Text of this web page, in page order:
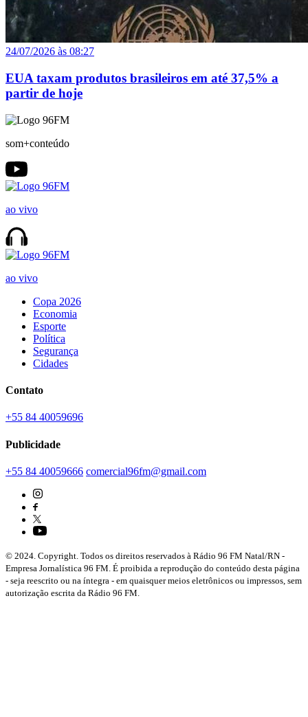
24/07/2026 às 08:27
EUA taxam produtos brasileiros em até 37,5% a
partir de hoje
som+conteúdo
ao vivo
ao vivo
Copa 2026
Economia
Esporte
Política
Segurança
Cidades
Contato
+55 84 40059696
Publicidade
+55 84 40059666 comercial96fm@gmail.com
© 2024. Copyright. Todos os direitos reservados à Rádio 96 FM Natal/RN -
Empresa Jornalística 96 FM. É proibida a reprodução do conteúdo desta página
- seja reescrito ou na íntegra - em quaisquer meios eletrônicos ou impressos, sem
autorização escrita da Rádio 96 FM.